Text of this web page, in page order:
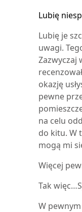
Lubię
Lubię je
uwagi.
Zazwyczaj
okazję
pewne
na celu
do kitu. W
mogą mi
Więcej
Tak
W